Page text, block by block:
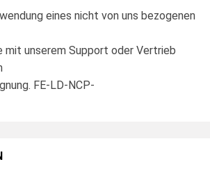
eines nicht von uns bezogenen
mit unserem Support oder Vertrieb
FE-LD-NCP-